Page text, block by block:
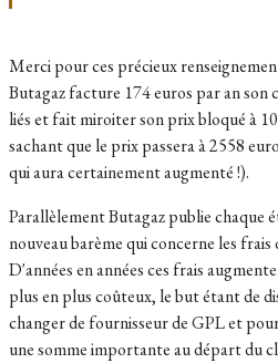
Merci pour ces précieux
Butagaz facture 174 euros par an son
liés et fait miroiter son prix bloqué à
sachant que le prix passera à 2558
qui aura certainement augmenté !).
Parallèlement Butagaz publie chaque
nouveau barème qui concerne les
D'années en années ces frais
plus en plus coûteux, le but étant de
changer de fournisseur de GPL et
une somme importante au départ du